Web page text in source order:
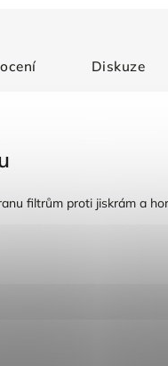
Diskuze
filtrům proti jiskrám a